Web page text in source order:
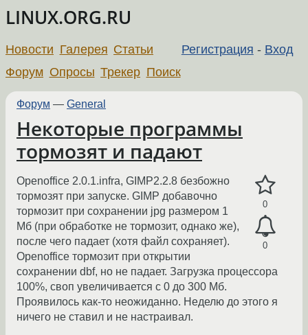
LINUX.ORG.RU
Регистрация - Вход
Новости Галерея Статьи
Форум Опросы Трекер Поиск
Форум — General
Некоторые программы
тормозят и падают
0
0
Openoffice 2.0.1.infra, GIMP2.2.8 безбожно
тормозят при запуске. GIMP добавочно
тормозит при сохранении jpg размером 1
Мб (при обработке не тормозит, однако же),
после чего падает (хотя файл сохраняет).
Openoffice тормозит при открытии
сохранении dbf, но не падает. Загрузка процессора
100%, своп увеличивается с 0 до 300 Мб.
Проявилось как-то неожиданно. Неделю до этого я
ничего не ставил и не настраивал.